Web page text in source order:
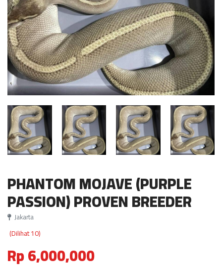
PHANTOM MOJAVE (PURPLE
PASSION) PROVEN BREEDER
Jakarta
(Dilihat 10)
Rp 6,000,000